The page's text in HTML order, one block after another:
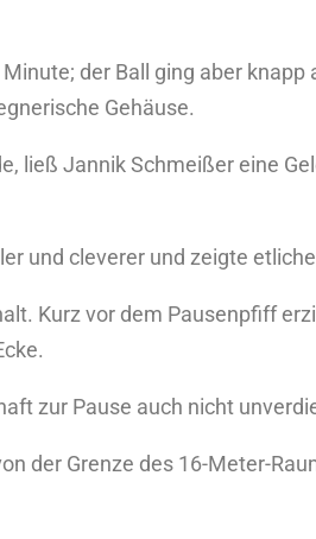
der Ball ging aber knapp
Gehäuse.
ließ Jannik Schmeißer eine
und cleverer und zeigte
Kurz vor dem Pausenpfiff
zur Pause auch nicht
der Grenze des 16-Meter-